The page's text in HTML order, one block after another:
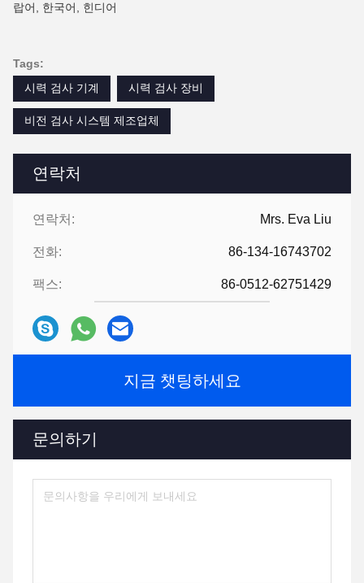
연락처
연락처: Mrs. Eva Liu
전화: 86-134-16743702
팩스: 86-0512-62751429
지금 챗팅하세요
문의하기
랍어, 한국어, 힌디어
Tags:
시력 검사 기계
시력 검사 장비
비전 검사 시스템 제조업체